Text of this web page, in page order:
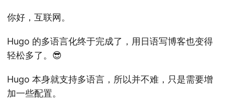
你好，互联网。
Hugo 的多语言化终于完成了，用日语写博客也变得
轻松多了。😎
Hugo 本身就支持多语言，所以并不难，只是需要增
加一些配置。